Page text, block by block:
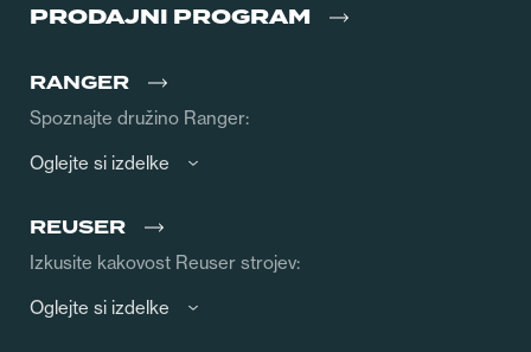
PRODAJNI PROGRAM
RANGER
Spoznajte družino Ranger:
Oglejte si izdelke
REUSER
Izkusite kakovost Reuser strojev:
Oglejte si izdelke